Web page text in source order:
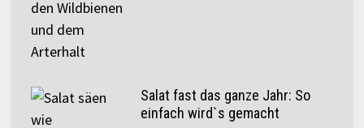
Salat fast das ganze Jahr: So
einfach wird`s gemacht